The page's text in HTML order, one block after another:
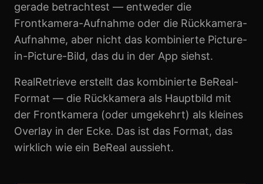
gerade betrachtest — entweder die
Frontkamera-Aufnahme oder die Rückkamera-
Aufnahme, aber nicht das kombinierte Picture-
in-Picture-Bild, das du in der App siehst.
RealRetrieve erstellt das kombinierte BeReal-
Format — die Rückkamera als Hauptbild mit
der Frontkamera (oder umgekehrt) als kleines
Overlay in der Ecke. Das ist das Format, das
wirklich wie ein BeReal aussieht.